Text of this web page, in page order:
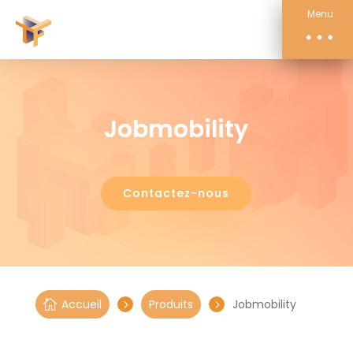
Menu
Jobmobility
Contactez-nous
 Accueil 5 Produits 5 Jobmobility